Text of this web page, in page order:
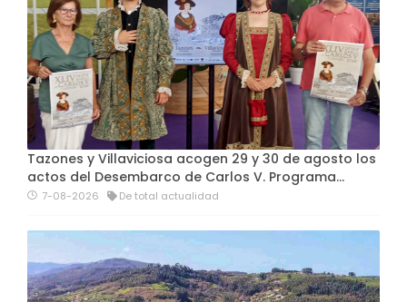
Tazones y Villaviciosa acogen 29 y 30 de agosto los
actos del Desembarco de Carlos V. Programa…
7-08-2026 De total actualidad